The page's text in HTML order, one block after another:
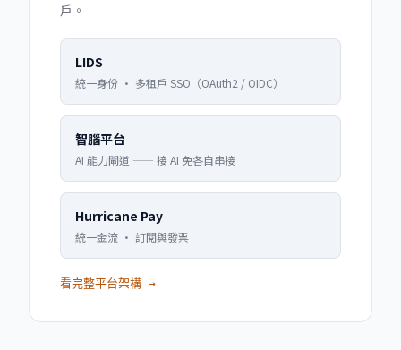
戶。
LIDS
統一身份 · 多租戶 SSO（OAuth2 / OIDC）
智腦平台
AI 能力閘道 —— 接 AI 免各自串接
Hurricane Pay
統一金流 · 訂閱與發票
看完整平台架構 →